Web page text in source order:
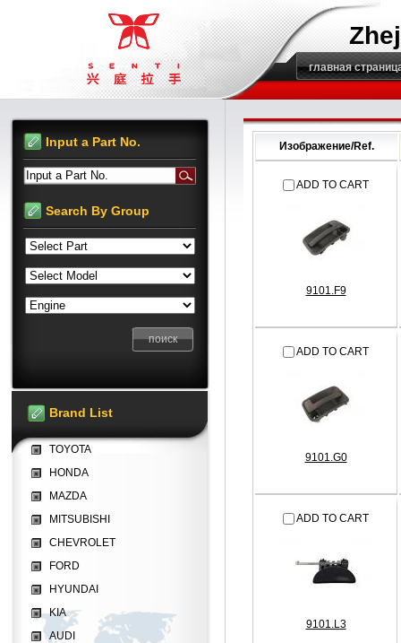
главная
Изображение/Ref.
ADD TO CART
9101.F9
ADD TO CART
9101.G0
ADD TO CART
9101.L3
Input a Part No.
Input a Part No.
Search By Group
Brand List
TOYOTA
HONDA
MAZDA
MITSUBISHI
CHEVROLET
FORD
HYUNDAI
KIA
AUDI